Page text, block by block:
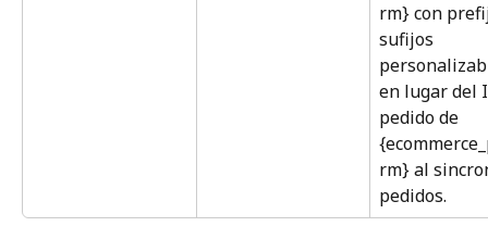
rm} con
sufijos
en lugar del
pedido de
rm} al
pedidos.